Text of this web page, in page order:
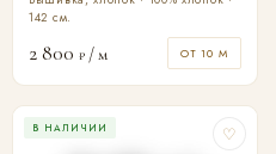
142 см.
2 800 ₽ / м ОТ 10 М
В НАЛИЧИИ ♡